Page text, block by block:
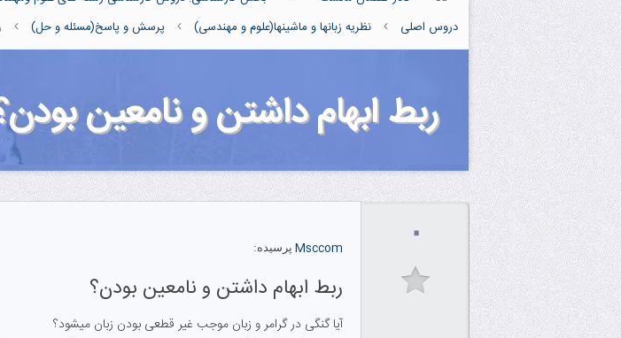
دروس اصلی
نظریه زبانها و ماشینها(علوم و مهندسی) پرسش و پاسخ(مسئله و حل)
ربط ابهام داشتن و نامعین
۰
Msccom پرسیده:
ربط ابهام داشتن و نامعین بودن؟
آیا گنگی در گرامر و زبان موجب غیر قطعی بودن زبان میشود؟